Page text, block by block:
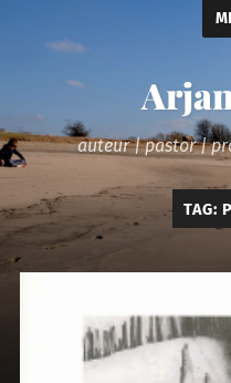
auteur | pastor |
TAG: